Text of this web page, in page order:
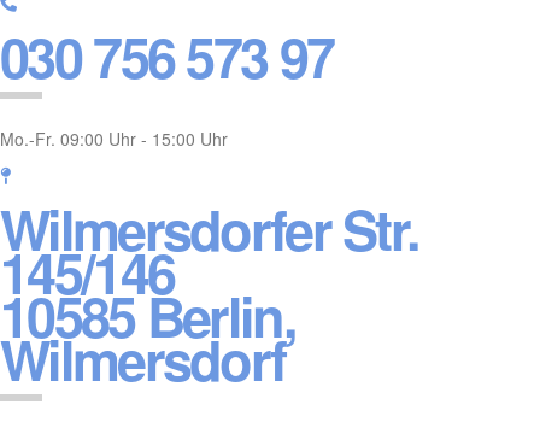
030 756 573 97
Mo.-Fr. 09:00 Uhr - 15:00 Uhr
Wilmersdorfer Str.
145/146
10585 Berlin,
Wilmersdorf